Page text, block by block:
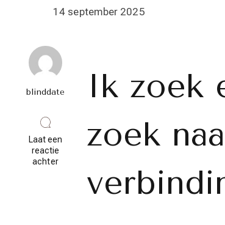
14 september 2025
blinddate
Laat een
reactie
achterop
Ik zoek
zoek